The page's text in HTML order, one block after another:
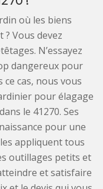
où les biens
Vous devez
N’essayez
dangereux pour
cas, nous vous
pour élagage
le 41270. Ses
pour une
appliquent tous
outillages petits et
et satisfaire